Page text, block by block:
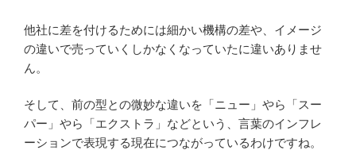
他社に差を付けるためには細かい機構の差や、イメージ
の違いで売っていくしかなくなっていたに違いありませ
ん。
そして、前の型との微妙な違いを「ニュー」やら「スー
パー」やら「エクストラ」などという、言葉のインフレ
ーションで表現する現在につながっているわけですね。